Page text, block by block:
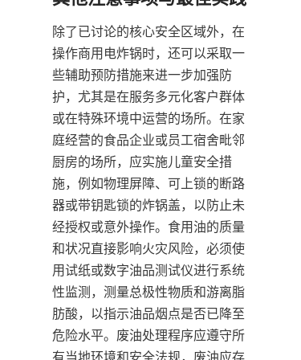
除了已讨论的核心安全区域外，在
操作商用电炸锅时，还可以采取一
些辅助预防措施来进一步加强防
护，尤其是在服务多元化客户群体
或在特殊环境中运营的场所。在家
庭经营的食品企业或员工宿舍毗邻
厨房的场所，应实施儿童安全措
施，例如物理屏障、可上锁的断路
器或带钥匙锁的炸锅盖，以防止未
经授权或意外操作。食用油的质量
和状况直接影响火灾风险，必须使
用试纸或数字油品测试仪进行系统
性监测，测量总极性物质和游离脂
肪酸，以指示油品烟点是否已降至
危险水平。废油处理程序应遵守所
有当地环境和安全法规，废油应存